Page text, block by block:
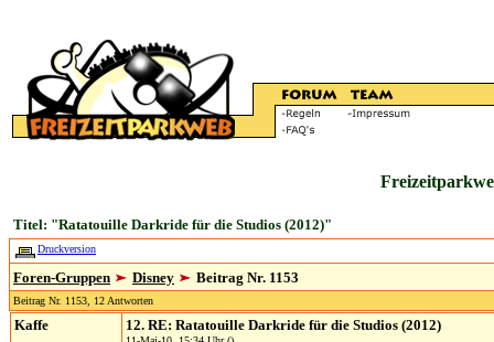
Titel: "Ratatouille Darkride für die Studios (2012)"
Druckversion
Foren-Gruppen Disney Beitrag Nr. 1153
Beitrag Nr. 1153, 12 Antworten
Kaffe 12. RE: Ratatouille Darkride für die Studios (2012)